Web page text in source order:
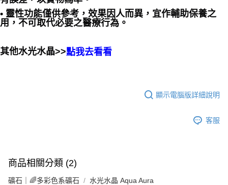
• 靈性功能僅供參考，效果因人而異，宜作輔助保養之
用，不可取代必要之醫療行為。
其他水光水晶>>點我去看看
顯示電腦版詳細說明
客服
商品相關分類 (2)
礦石｜🌈多彩色系礦石 水光水晶 Aqua Aura